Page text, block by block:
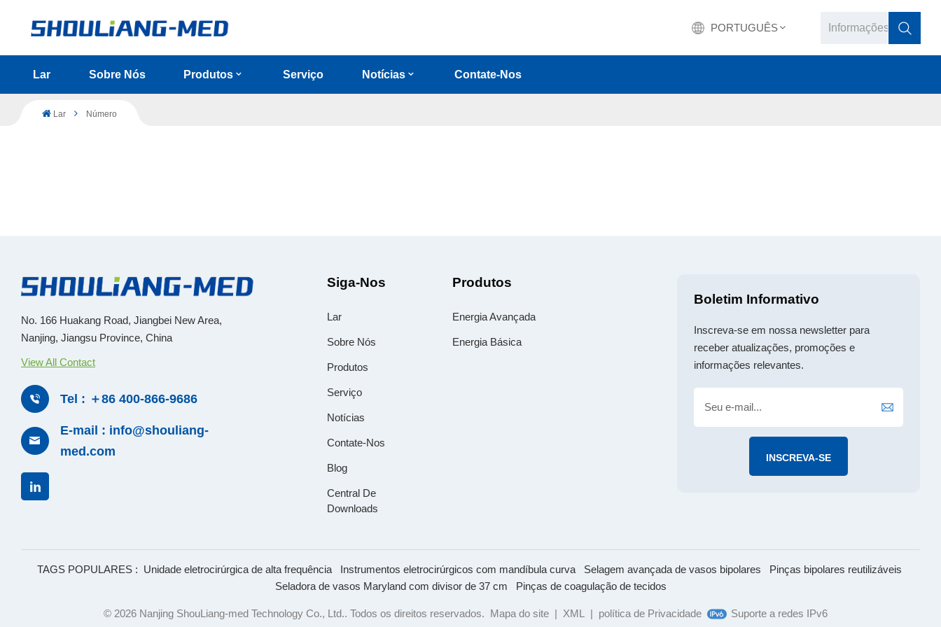
PORTUGUÊS
English
Lar Sobre Nós Produtos Serviço Notícias Contate-Nos
Lar Número
No. 166 Huakang Road, Jiangbei New Area,
Nanjing, Jiangsu Province, China
View All Contact
Tel : ＋86 400-866-9686
E-mail : info@shouliang-
med.com
Siga-Nos
Lar
Sobre Nós
Produtos
Serviço
Notícias
Contate-Nos
Blog
Central De
Downloads
Produtos
Energia Avançada
Energia Básica
Boletim Informativo
Inscreva-se em nossa newsletter para
receber atualizações, promoções e
informações relevantes.
TAGS POPULARES : Unidade eletrocirúrgica de alta frequência Instrumentos eletrocirúrgicos com mandíbula curva Selagem avançada de vasos bipolares
Pinças bipolares reutilizáveis
Seladora de vasos Maryland com divisor de 37 cm
Pinças de coagulação de tecidos
© 2026 Nanjing ShouLiang-med Technology Co., Ltd.. Todos os direitos reservados. Mapa do site | XML | política de Privacidade Suporte a redes IPv6